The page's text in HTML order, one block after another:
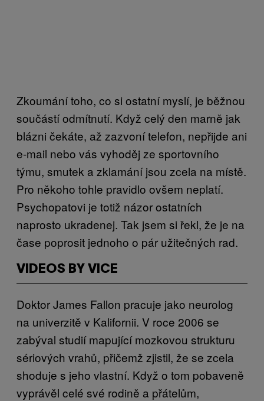
Zkoumání toho, co si ostatní myslí, je běžnou
součástí odmítnutí. Když celý den marně jak
blázni čekáte, až zazvoní telefon, nepřijde ani
e-mail nebo vás vyhoděj ze sportovního
týmu, smutek a zklamání jsou zcela na místě.
Pro někoho tohle pravidlo ovšem neplatí.
Psychopatovi je totiž názor ostatních
naprosto ukradenej. Tak jsem si řekl, že je na
čase poprosit jednoho o pár užitečných rad.
VIDEOS BY VICE
Doktor James Fallon pracuje jako neurolog
na univerzitě v Kalifornii. V roce 2006 se
zabýval studií mapující mozkovou strukturu
sériových vrahů, přičemž zjistil, že se zcela
shoduje s jeho vlastní. Když o tom pobaveně
vyprávěl celé své rodině a přátelům,